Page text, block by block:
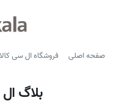
صفحه اصلی فروشگاه ال سی کالا
بلاگ